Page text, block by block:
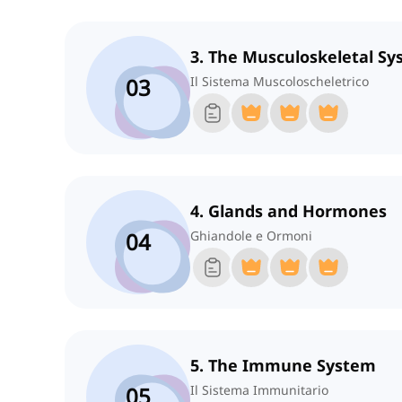
03
3. The Musculoskeletal
Il Sistema Muscoloscheletrico
04
4. Glands and Hormones
Ghiandole e Ormoni
5. The Immune System
Il Sistema Immunitario